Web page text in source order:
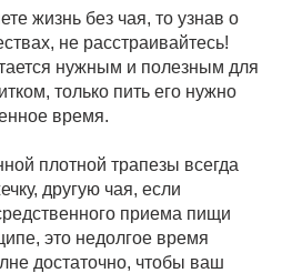
жизнь без чая, то узнав о
не расстраивайтесь!
нужным и полезным для
только пить его нужно
время.
плотной трапезы всегда
другую чая, если
приема пищи
это недолгое время
достаточно, чтобы ваш